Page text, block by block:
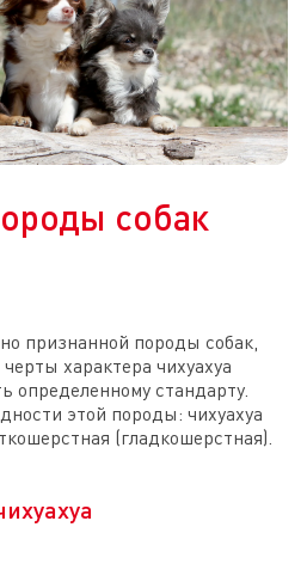
собак
признанной породы собак,
характера чихуахуа
определенному стандарту.
этой породы: чихуахуа
(гладкошерстная).